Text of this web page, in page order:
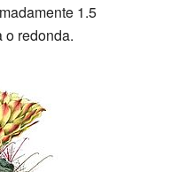
1.5
o redonda.